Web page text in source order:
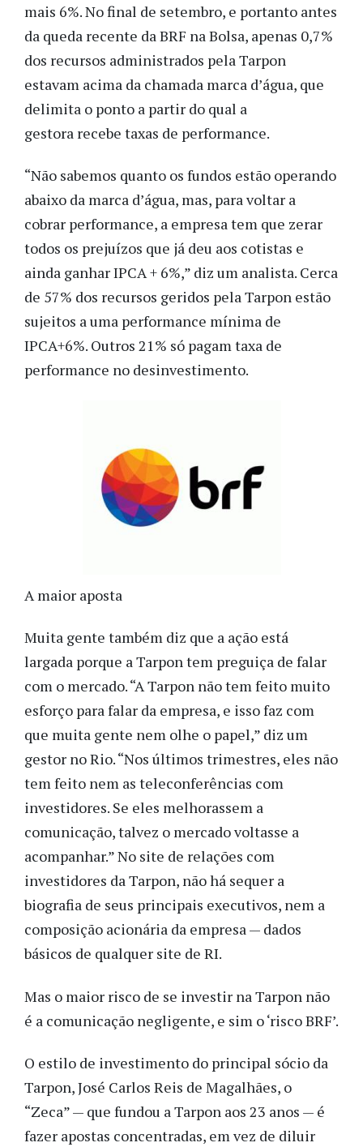
mais 6%. No final de setembro, e portanto antes
da queda recente da BRF na Bolsa, apenas 0,7%
dos recursos administrados pela Tarpon
estavam acima da chamada marca d’água, que
delimita o ponto a partir do qual a
gestora recebe taxas de performance.
“Não sabemos quanto os fundos estão operando
abaixo da marca d’água, mas, para voltar a
cobrar performance, a empresa tem que zerar
todos os prejuízos que já deu aos cotistas e
ainda ganhar IPCA + 6%,” diz um analista. Cerca
de 57% dos recursos geridos pela Tarpon estão
sujeitos a uma performance mínima de
IPCA+6%. Outros 21% só pagam taxa de
performance no desinvestimento.
A maior aposta
Muita gente também diz que a ação está
largada porque a Tarpon tem preguiça de falar
com o mercado. “A Tarpon não tem feito muito
esforço para falar da empresa, e isso faz com
que muita gente nem olhe o papel,” diz um
gestor no Rio. “Nos últimos trimestres, eles não
tem feito nem as teleconferências com
investidores. Se eles melhorassem a
comunicação, talvez o mercado voltasse a
acompanhar.” No site de relações com
investidores da Tarpon, não há sequer a
biografia de seus principais executivos, nem a
composição acionária da empresa — dados
básicos de qualquer site de RI.
Mas o maior risco de se investir na Tarpon não
é a comunicação negligente, e sim o ‘risco BRF’.
O estilo de investimento do principal sócio da
Tarpon, José Carlos Reis de Magalhães, o
“Zeca” — que fundou a Tarpon aos 23 anos — é
fazer apostas concentradas, em vez de diluir